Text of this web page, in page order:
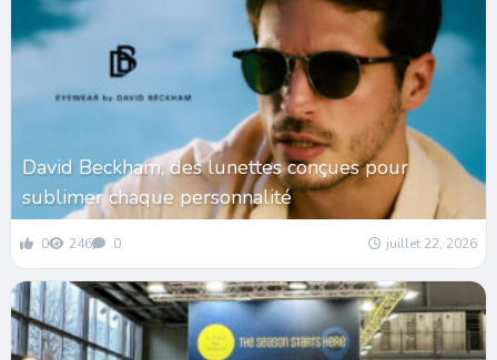
David Beckham, des lunettes conçues pour
sublimer chaque personnalité
0 246 0 juillet 22, 2026